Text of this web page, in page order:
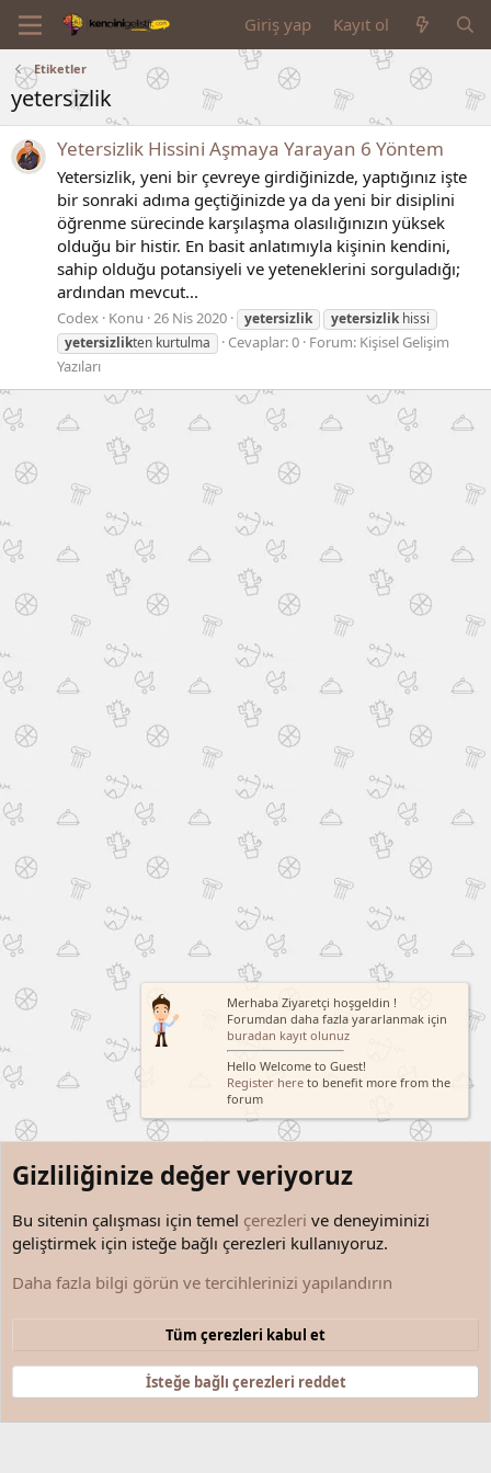
Giriş yap Kayıt ol
Etiketler
yetersizlik
Yetersizlik Hissini Aşmaya Yarayan 6 Yöntem
Yetersizlik, yeni bir çevreye girdiğinizde, yaptığınız işte
bir sonraki adıma geçtiğinizde ya da yeni bir disiplini
öğrenme sürecinde karşılaşma olasılığınızın yüksek
olduğu bir histir. En basit anlatımıyla kişinin kendini,
sahip olduğu potansiyeli ve yeteneklerini sorguladığı;
ardından mevcut...
Codex Konu 26 Nis 2020 yetersizlik yetersizlik hissi
yetersizlikten kurtulma Cevaplar: 0 Forum: Kişisel Gelişim
Yazıları
Şartlar ve kurallar Gizlilik politikası
Community platform by XenForo® © 2010-2025 XenForo Ltd.
Merhaba Ziyaretçi hoşgeldin !
Forumdan daha fazla yararlanmak için
buradan kayıt olunuz
Hello Welcome to Guest!
Register here to benefit more from the
forum
Gizliliğinize değer veriyoruz
Bu sitenin çalışması için temel çerezleri ve deneyiminizi
geliştirmek için isteğe bağlı çerezleri kullanıyoruz.
Daha fazla bilgi görün ve tercihlerinizi yapılandırın
Tüm çerezleri kabul et
İsteğe bağlı çerezleri reddet